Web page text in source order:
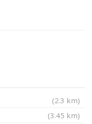
(2.3 km)
(3.45 km)